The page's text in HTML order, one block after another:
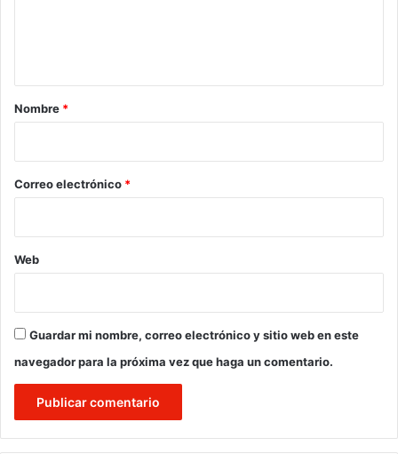
r
*
Nombre *
Correo electrónico *
Web
Guardar mi nombre, correo electrónico y sitio web en este
navegador para la próxima vez que haga un comentario.